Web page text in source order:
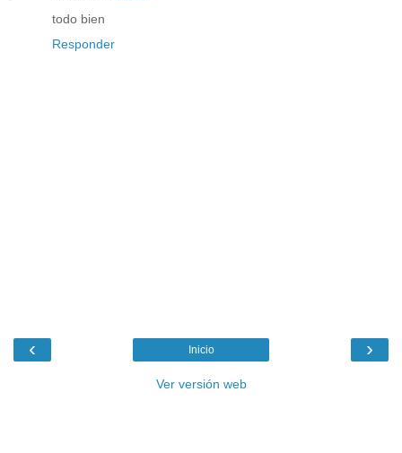
todo bien
Responder
‹ ›
Inicio
Ver versión web